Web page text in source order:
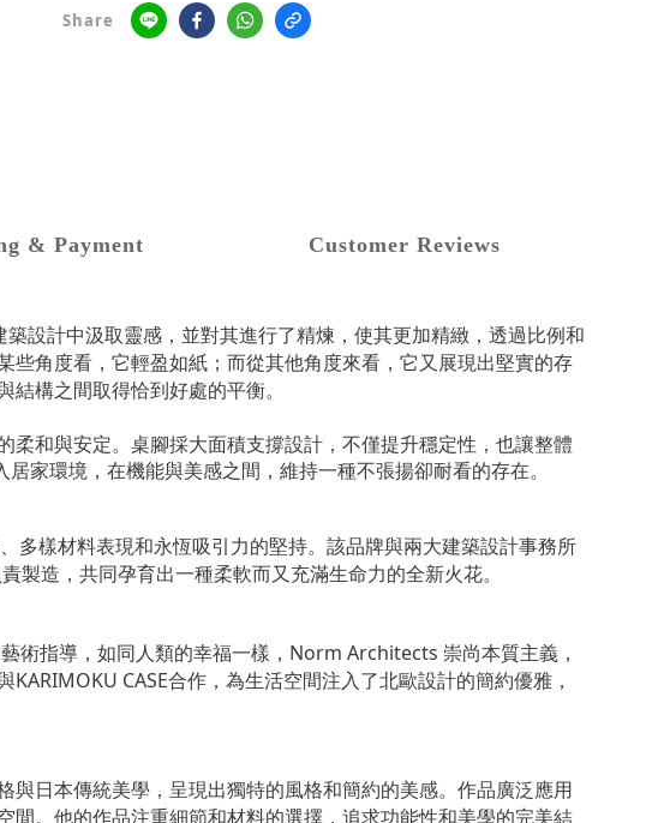
Share
& Payment Customer Reviews
築設計中汲取靈感，並對其進行了精煉，使其更加精緻，透過比例和
角度看，它輕盈如紙；而從其他角度來看，它又展現出堅實的存
構之間取得恰到好處的平衡。
和與安定。桌腳採大面積支撐設計，不僅提升穩定性，也讓整體
家環境，在機能與美感之間，維持一種不張揚卻耐看的存在。
多樣材料表現和永恆吸引力的堅持。該品牌與兩大建築設計事務所
造，共同孕育出一種柔軟而又充滿生命力的全新火花。
術指導，如同人類的幸福一樣，Norm Architects 崇尚本質主義，
CASE合作，為生活空間注入了北歐設計的簡約優雅，
日本傳統美學，呈現出獨特的風格和簡約的美感。作品廣泛應用
。他的作品注重細節和材料的選擇，追求功能性和美學的完美結